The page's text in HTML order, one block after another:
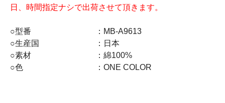
日、時間指定ナシで出荷させて頂きます。
○型番 ：MB-A9613
○生産国 ：日本
○素材 ：綿100%
○色 ：ONE COLOR